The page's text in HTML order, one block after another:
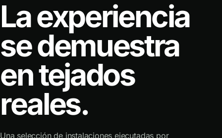
La experiencia
se demuestra
en tejados
reales.
Una selección de instalaciones ejecutadas por